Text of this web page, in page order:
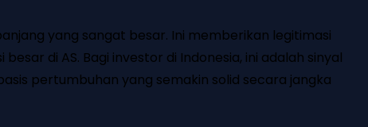
yang sangat besar. Ini memberikan legitimasi
di AS. Bagi investor di Indonesia, ini adalah sinyal
pertumbuhan yang semakin solid secara jangka